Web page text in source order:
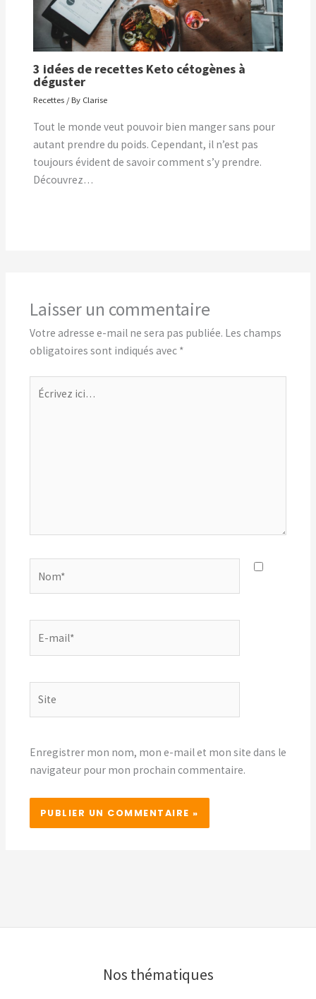
3 idées de recettes Keto cétogènes à
déguster
Recettes / By Clarise
Tout le monde veut pouvoir bien manger sans pour
autant prendre du poids. Cependant, il n’est pas
toujours évident de savoir comment s’y prendre.
Découvrez…
Laisser un commentaire
Votre adresse e-mail ne sera pas publiée. Les champs
obligatoires sont indiqués avec *
ici…
mail*
Enregistrer mon nom, mon e-mail et mon site dans le
navigateur pour mon prochain commentaire.
Nos thématiques